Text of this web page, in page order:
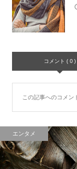
コメント ( 0 )
この記事へのコメン
エンタメ